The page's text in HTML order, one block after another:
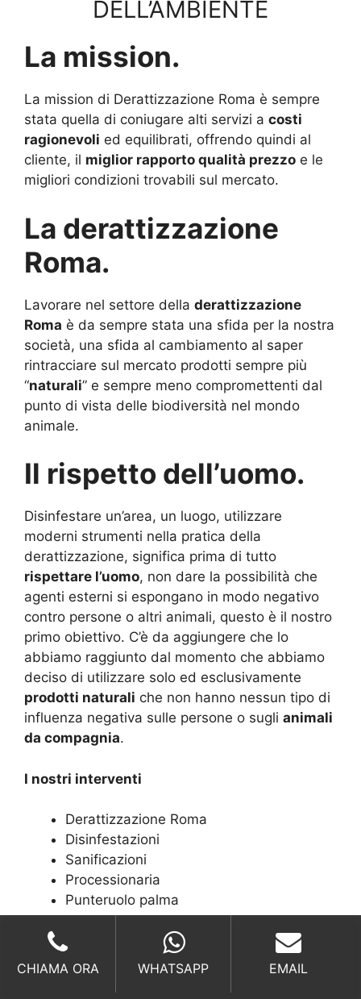
DELL’AMBIENTE
La mission.
La mission di Derattizzazione Roma è sempre
stata quella di coniugare alti servizi a costi
ragionevoli ed equilibrati, offrendo quindi al
cliente, il miglior rapporto qualità prezzo e le
migliori condizioni trovabili sul mercato.
La derattizzazione
Roma.
Lavorare nel settore della derattizzazione
Roma è da sempre stata una sfida per la nostra
società, una sfida al cambiamento al saper
rintracciare sul mercato prodotti sempre più
“naturali” e sempre meno compromettenti dal
punto di vista delle biodiversità nel mondo
animale.
Il rispetto dell’uomo.
Disinfestare un’area, un luogo, utilizzare
moderni strumenti nella pratica della
derattizzazione, significa prima di tutto
rispettare l’uomo, non dare la possibilità che
agenti esterni si espongano in modo negativo
contro persone o altri animali, questo è il nostro
primo obiettivo. C’è da aggiungere che lo
abbiamo raggiunto dal momento che abbiamo
deciso di utilizzare solo ed esclusivamente
prodotti naturali che non hanno nessun tipo di
influenza negativa sulle persone o sugli animali
da compagnia.
I nostri interventi
Derattizzazione Roma
Disinfestazioni
Sanificazioni
Processionaria
Punteruolo palma
Azioni contro
CHIAMA ORA WHATSAPP EMAIL